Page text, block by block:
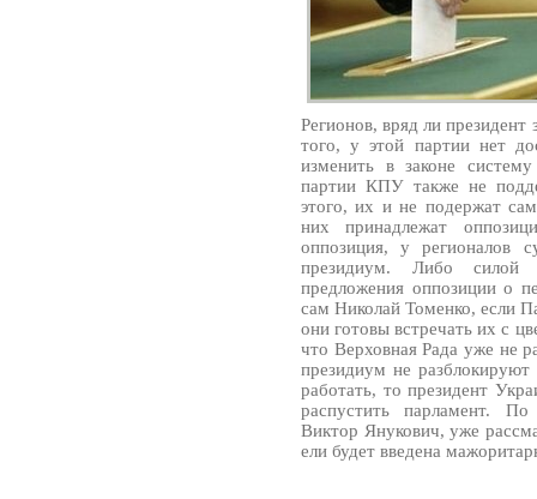
Регионов, вряд ли президент
того, у этой партии нет
изменить в законе
партии КПУ также не
этого, их и не подержат
них принадлежат
оппозиция, у регионалов
президиум. Либо силой
предложения оппозиции о
сам Николай Томенко, если
они готовы встречать их с
что Верховная Рада уже не
президиум не
работать, то президент
распустить парламент.
Виктор Янукович, уже
ели будет введена